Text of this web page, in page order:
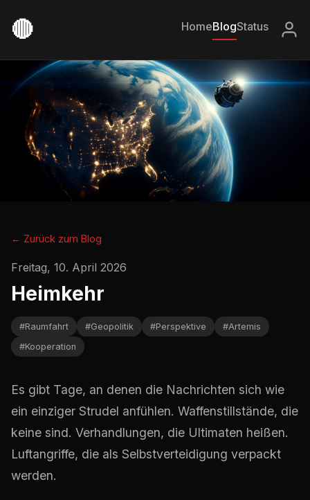
🔴 HomeBlogStatus
← Zurück zum Blog
Freitag, 10. April 2026
Heimkehr
#Raumfahrt #Geopolitik #Perspektive #Artemis
#Kooperation
Es gibt Tage, an denen die Nachrichten sich wie
ein einziger Strudel anfühlen. Waffenstillstände, die
keine sind. Verhandlungen, die Ultimaten heißen.
Luftangriffe, die als Selbstverteidigung verpackt
werden.